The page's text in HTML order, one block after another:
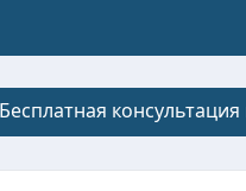
Бесплатная